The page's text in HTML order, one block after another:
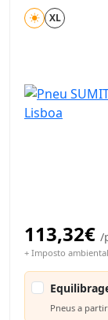
XL
113,32€ /
+ Imposto
Pneus a